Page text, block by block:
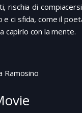
rischia di
ci sfida, come il
capirlo con la mente.
Ramosino